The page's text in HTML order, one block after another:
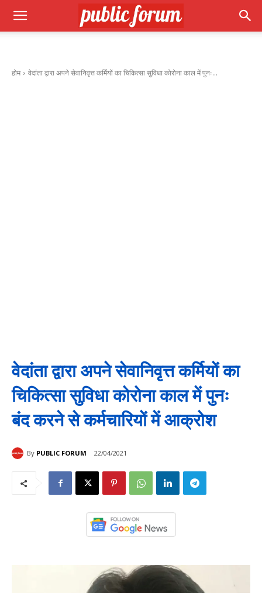
होम वेदांता द्वारा अपने सेवानिवृत्त कर्मियों का चिकित्सा सुविधा कोरोना काल में पुनः...
वेदांता द्वारा अपने सेवानिवृत्त कर्मियों का
चिकित्सा सुविधा कोरोना काल में पुनः
बंद करने से कर्मचारियों में आक्रोश
By PUBLIC FORUM 22/04/2021